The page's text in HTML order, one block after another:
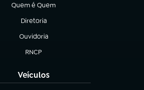
Quem é Quem
(abre em nova aba)
Diretoria
(abre em nova aba)
Ouvidoria
(abre em nova aba)
RNCP
(abre em nova aba)
Veículos